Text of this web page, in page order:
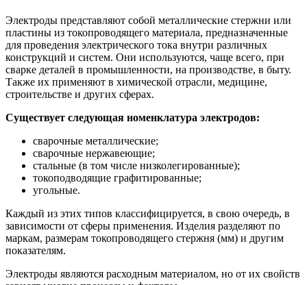
Электроды представляют собой металлические стержни или
пластины из токопроводящего материала, предназначенные
для проведения электрического тока внутри различных
конструкций и систем. Они используются, чаще всего, при
сварке деталей в промышленности, на производстве, в быту.
Также их применяют в химической отрасли, медицине,
строительстве и других сферах.
Существует следующая номенклатура электродов:
сварочные металлические;
сварочные нержавеющие;
стальные (в том числе низколегированные);
токоподводящие графитированные;
угольные.
Каждый из этих типов классифицируется, в свою очередь, в
зависимости от сферы применения. Изделия разделяют по
маркам, размерам токопроводящего стержня (мм) и другим
показателям.
Электроды являются расходным материалом, но от их свойств